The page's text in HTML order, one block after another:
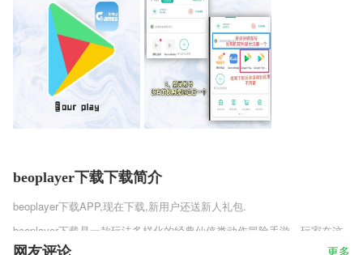
beoplayer下载下载简介
beoplayer下载APP,现在下载,新用户还送新人礼包.
beoplayer下载是一款玩法多样化的经典仙侠类动作冒险手游，玩家在这
款游戏中是可以体验很多有趣的玩法，这些玩法都可以给玩家带来一定的
网友评论 更多